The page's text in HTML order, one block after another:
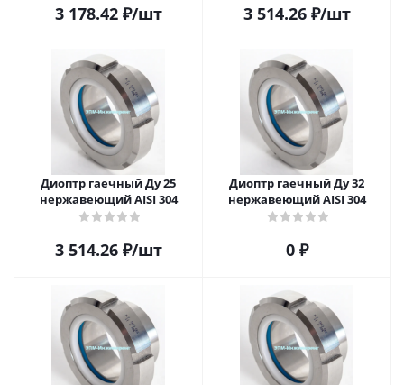
3 178.42₽/шт 3 514.26₽/шт
Диоптр гаечный Ду 25
нержавеющий AISI 304
3 514.26₽/шт
Диоптр гаечный Ду 32
нержавеющий AISI 304
0 ₽